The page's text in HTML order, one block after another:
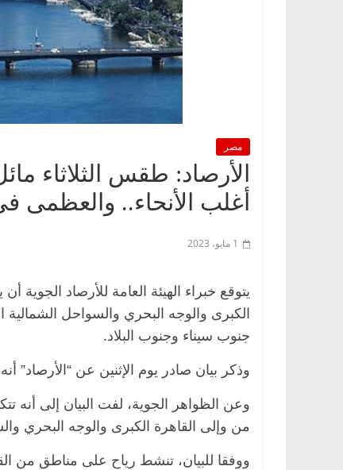
مصر
الأرصاد: طقس الثلاثاء
أغلب الأنحاء.. والعظمى في
1 مايو، 2023
يتوقع خبراء الهيئة العامة للأرصاد الجوية
الكبرى والوجه البحري والسواحل
جنوب سيناء وجنوب البلاد.
وذكر بيان صادر يوم الإثنين عن “الأرصاد”
وعن الظواهر الجوية، لفت البيان إلى أنه
من وإلى القاهرة الكبرى والوجه البحري
ووفقا للبيان، تنشط رياح على مناطق من